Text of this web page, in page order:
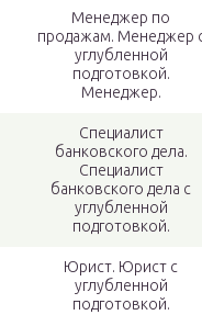
Менеджер по
продажам. Менеджер
углубленной
подготовкой.
Менеджер.
Специалист
банковского дела.
Специалист
банковского дела с
углубленной
подготовкой.
Юрист. Юрист с
углубленной
подготовкой.